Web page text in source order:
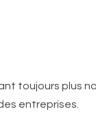
toujours plus
entreprises.